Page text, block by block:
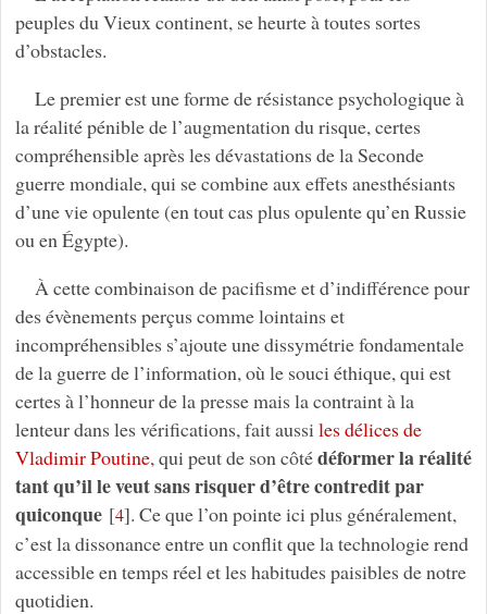
peuples du Vieux continent, se heurte à toutes sortes
d’obstacles.
Le premier est une forme de résistance psychologique à
la réalité pénible de l’augmentation du risque, certes
compréhensible après les dévastations de la Seconde
guerre mondiale, qui se combine aux effets anesthésiants
d’une vie opulente (en tout cas plus opulente qu’en Russie
ou en Égypte).
À cette combinaison de pacifisme et d’indifférence pour
des évènements perçus comme lointains et
incompréhensibles s’ajoute une dissymétrie fondamentale
de la guerre de l’information, où le souci éthique, qui est
certes à l’honneur de la presse mais la contraint à la
lenteur dans les vérifications, fait aussi les délices de
Vladimir Poutine, qui peut de son côtédéformer la réalité
tant qu’il le veut sans risquer d’être contredit par
quiconque[4]. Ce que l’on pointe ici plus généralement,
c’est la dissonance entre un conflit que la technologie rend
accessible en temps réel et les habitudes paisibles de notre
quotidien.